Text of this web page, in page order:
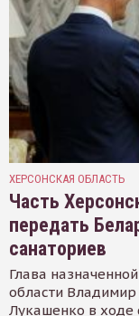
ХЕРСОНСКАЯ ОБЛАСТЬ
Часть
передать
санаториев
Глава
области
Лукашенко в ходе